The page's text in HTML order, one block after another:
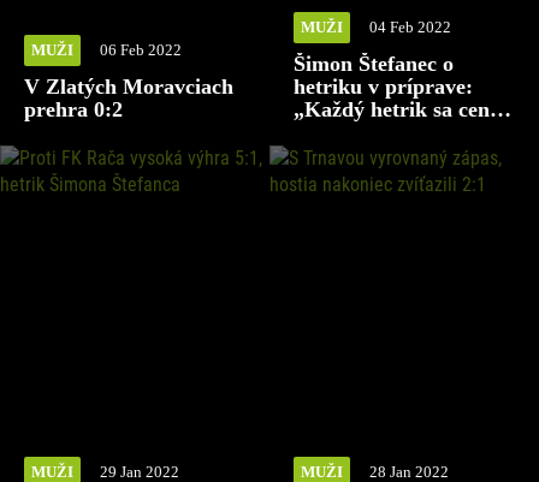
MUŽI 06 Feb 2022
V Zlatých Moravciach
prehra 0:2
MUŽI 04 Feb 2022
Šimon Štefanec o
hetriku v príprave:
„Každý hetrik sa cení,
padať aj v ostrých
zápasoch.“
MUŽI 29 Jan 2022 MUŽI 28 Jan 2022